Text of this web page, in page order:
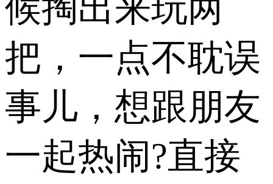
候掏出来玩两
把，一点不耽误
事儿，想跟朋友
一起热闹?直接